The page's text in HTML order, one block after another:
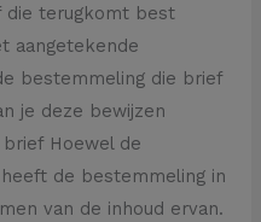
die terugkomt best
aangetekende
bestemmeling die brief
je deze bewijzen
brief Hoewel de
de bestemmeling in
van de inhoud ervan.